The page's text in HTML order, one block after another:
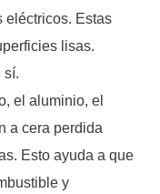
eléctricos. Estas
lisas.
sí.
el aluminio, el
a cera perdida
Esto ayuda a que
y